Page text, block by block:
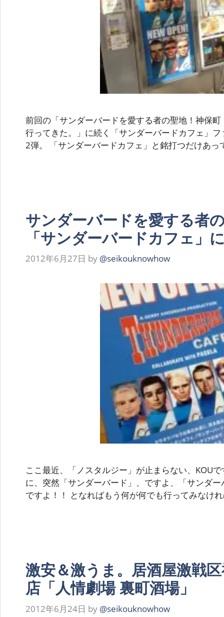
前回の「サンダーバードを愛する者の聖地！神保
行ってきた。」に続く「サンダーバードカフェ」
2弾。 「サンダーバードカフェ」と銘打つだけあっ
サンダーバードを愛する者
「サンダーバードカフェ」
2012年6月27日 by @seikouknowhow
ここ最近、「ノスタルジー」が止まらない、KOU
に、突然「サンダーバード」、ですよ、「サンダ
ですよ！！ となればもう何が何でも行ってみなけ
激安＆激うま。居酒屋激戦
店「人情劇場 裏町酒場」
2012年6月24日 by @seikouknowhow